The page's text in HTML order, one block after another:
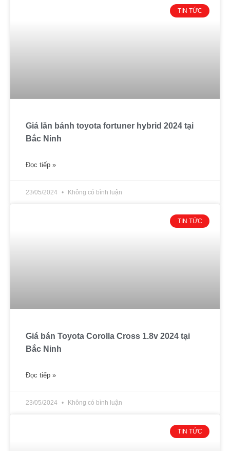
TIN TỨC
Giá lăn bánh toyota fortuner hybrid 2024 tại
Bắc Ninh
Đọc tiếp »
23/05/2024 Không có bình luận
TIN TỨC
Giá bán Toyota Corolla Cross 1.8v 2024 tại
Bắc Ninh
Đọc tiếp »
23/05/2024 Không có bình luận
TIN TỨC